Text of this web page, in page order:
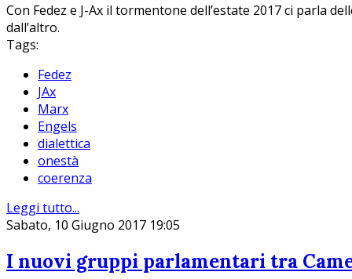
Con Fedez e J-Ax il tormentone dell’estate 2017 ci parla
dall’altro.
Tags:
Fedez
JAx
Marx
Engels
dialettica
onestà
coerenza
Leggi tutto...
Sabato, 10 Giugno 2017 19:05
I nuovi gruppi parlamentari tra